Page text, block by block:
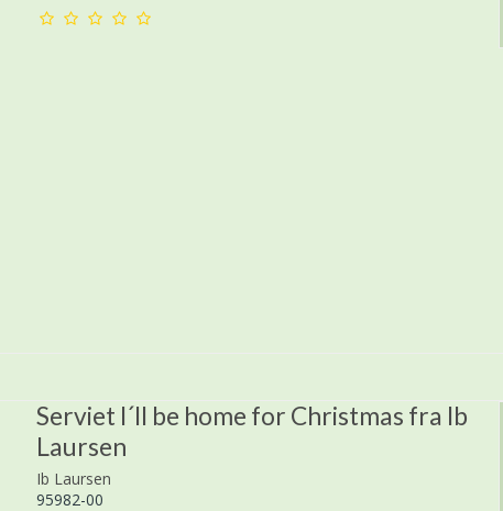
Serviet I´ll be home for Christmas fra Ib
Laursen
Ib Laursen
95982-00